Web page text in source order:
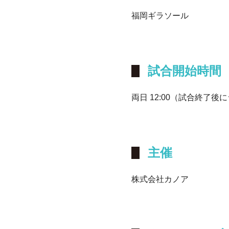
福岡ギラソール
試合開始時間
両日 12:00（試合終了後
主催
株式会社カノア